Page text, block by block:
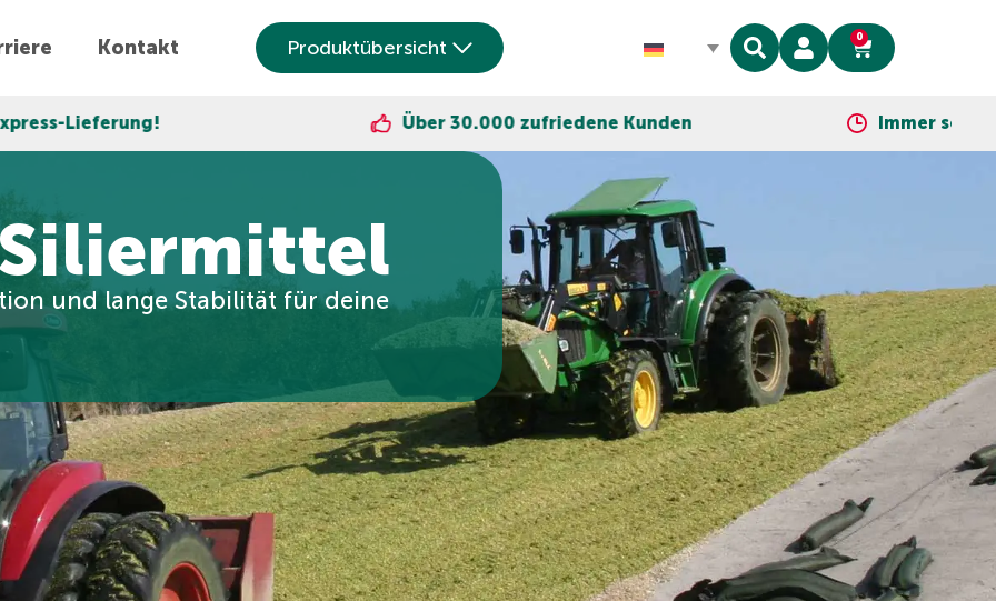
Kontakt Produktübersicht 0
Über 30.000 zufriedene Kunden Immer so nah wie dein
und lange Stabilität für deine